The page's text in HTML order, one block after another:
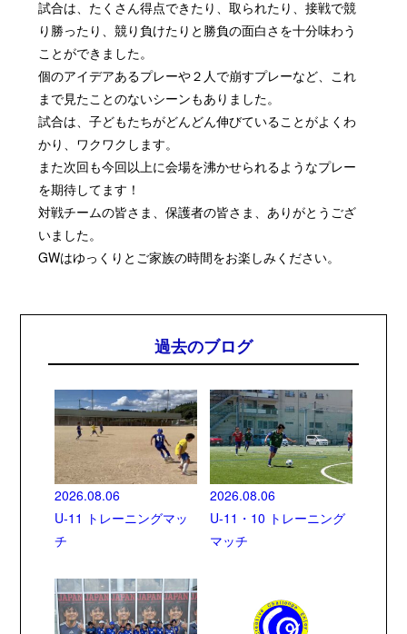
試合は、たくさん得点できたり、取られたり、接戦で競
り勝ったり、競り負けたりと勝負の面白さを十分味わう
ことができました。
個のアイデアあるプレーや２人で崩すプレーなど、これ
まで見たことのないシーンもありました。
試合は、子どもたちがどんどん伸びていることがよくわ
かり、ワクワクします。
また次回も今回以上に会場を沸かせられるようなプレー
を期待してます！
対戦チームの皆さま、保護者の皆さま、ありがとうござ
いました。
GWはゆっくりとご家族の時間をお楽しみください。
過去のブログ
2026.08.06
U-11 トレーニングマッ
チ
2026.08.06
U-11・10 トレーニング
マッチ